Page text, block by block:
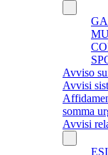
Avviso
Avvisi
somma
Avvisi